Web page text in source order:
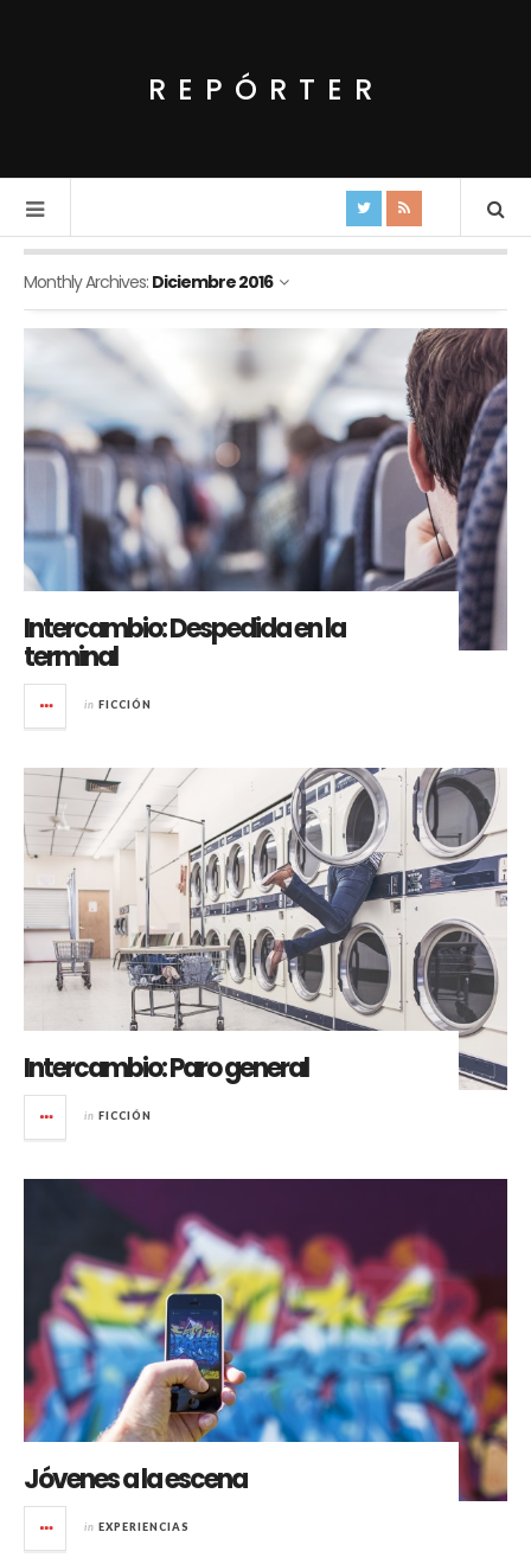
REPÓRTER
Monthly Archives: Diciembre 2016
Intercambio: Despedida en la
terminal
in FICCIÓN
Intercambio: Paro general
in FICCIÓN
Jóvenes a la escena
in EXPERIENCIAS